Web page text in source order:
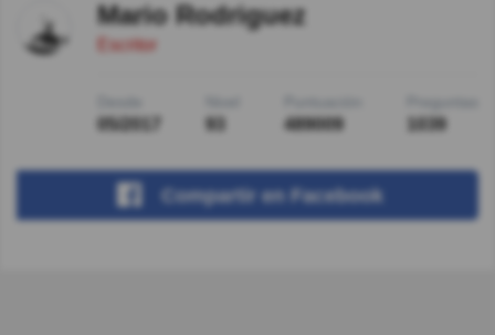
Mario Rodriguez
Escritor
05/2017 93 489009 1039
Compartir en Facebook